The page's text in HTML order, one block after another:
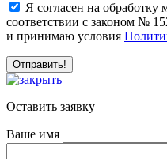
Я согласен на
соответствии с законом №
и принимаю условия
Оставить заявку
Ваше имя